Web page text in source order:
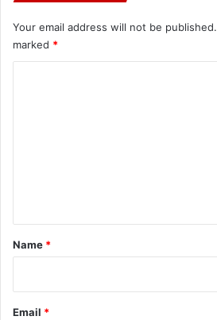
Your email address will not be published.
marked *
*
Name *
Email *